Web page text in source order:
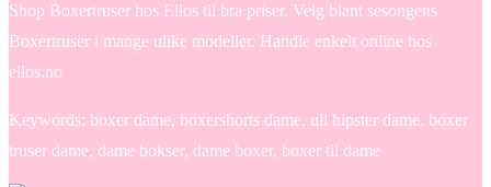
Shop Boxertruser hos Ellos til bra priser. Velg blant sesongens
Boxertruser i mange ulike modeller. Handle enkelt online hos
ellos.no
Keywords: boxer dame, boxershorts dame, ull hipster dame, boxer
truser dame, dame bokser, dame boxer, boxer til dame